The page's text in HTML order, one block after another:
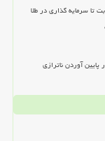
تا سرمایه گذاری در طلا
آوردن ناترازی